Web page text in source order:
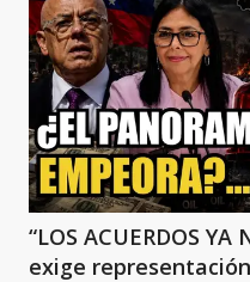
“LOS ACUERDOS
exige representación